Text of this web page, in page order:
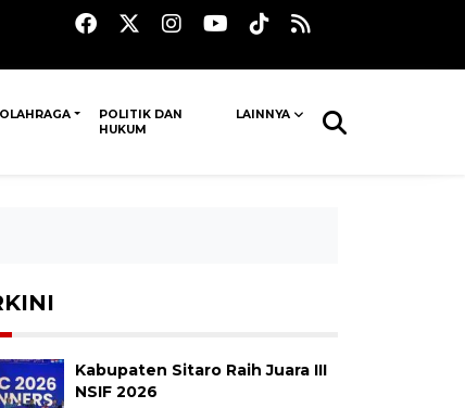
OLAHRAGA
POLITIK DAN
HUKUM
LAINNYA
Kabupaten Sitaro Raih Juara III
NSIF 2026